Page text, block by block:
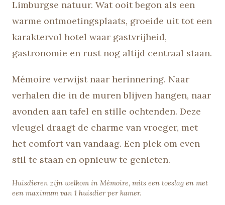
Limburgse natuur. Wat ooit begon als een
warme ontmoetingsplaats, groeide uit tot een
karaktervol hotel waar gastvrijheid,
gastronomie en rust nog altijd centraal staan.
Mémoire verwijst naar herinnering. Naar
verhalen die in de muren blijven hangen, naar
avonden aan tafel en stille ochtenden. Deze
vleugel draagt de charme van vroeger, met
het comfort van vandaag. Een plek om even
stil te staan en opnieuw te genieten.
Huisdieren zijn welkom in Mémoire, mits een toeslag en met
een maximum van 1 huisdier per kamer.